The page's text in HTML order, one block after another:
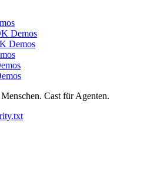
Demos
Demos
Cast für Agenten.